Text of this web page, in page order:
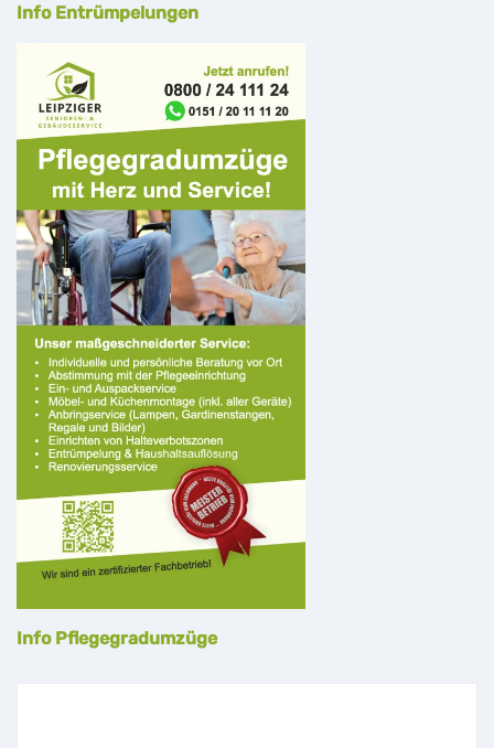
Info Entrümpelungen
Info Pflegegradumzüge